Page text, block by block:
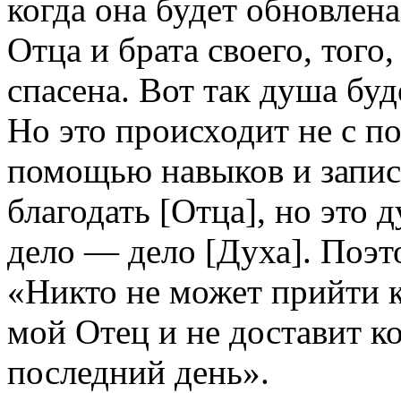
когда она будет
Отца и брата своего,
спасена. Вот так душа
Но это происходит не с
помощью навыков и
благодать [Отца], но это
дело — дело [Духа].
«Никто не может прийти
мой Отец и не доставит
последний день».